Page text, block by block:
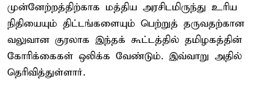
முன்னேற்றத்திற்காக மத்திய அரசிடமிருந்து உரிய
நிதியையும் திட்டங்களையும் பெற்றுத் தருவதற்கான
வலுவான குரலாக இந்தக் கூட்டத்தில் தமிழகத்தின்
கோரிக்கைகள் ஒலிக்க வேண்டும். இவ்வாறு அதில்
தெரிவித்துள்ளார்.